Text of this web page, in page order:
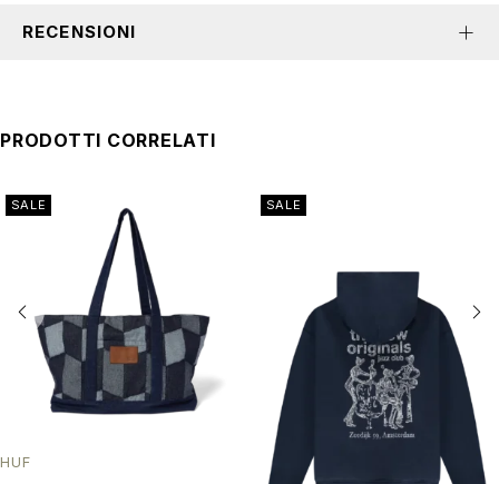
RECENSIONI
PRODOTTI CORRELATI
SALE
HUF
SALE